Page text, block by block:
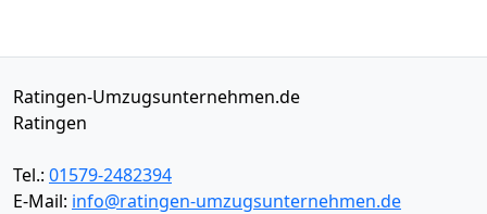
Ratingen-Umzugsunternehmen.de
Ratingen
Tel.: 01579-2482394
E-Mail: info@ratingen-umzugsunternehmen.de